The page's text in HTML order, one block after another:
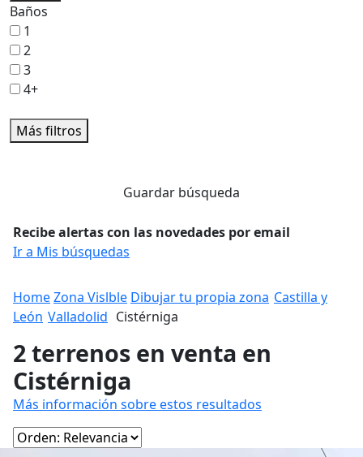
Baños
1
2
3
4+
Más filtros
Guardar búsqueda
Recibe alertas con las novedades por email
Ir a Mis búsquedas
HomeZona Vislble Dibujar tu propia zona Castilla y
León Valladolid Cistérniga
2 terrenos en venta en
Cistérniga
Más información sobre estos resultados